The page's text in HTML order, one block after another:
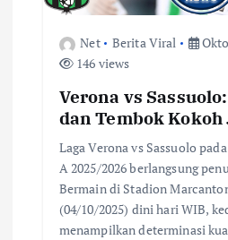
Net Berita Viral
146 views
Verona vs
dan Tembok Kokoh
Laga Verona vs Sassuolo
A 2025/2026 berlangsung
Bermain di Stadion
(04/10/2025) dini hari WIB,
menampilkan determinasi